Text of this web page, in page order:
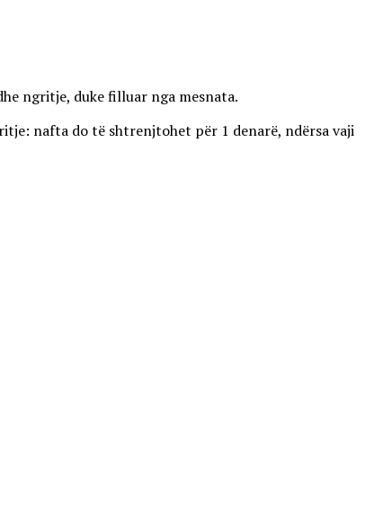
ngritje, duke filluar nga mesnata.
nafta do të shtrenjtohet për 1 denarë, ndërsa vaji